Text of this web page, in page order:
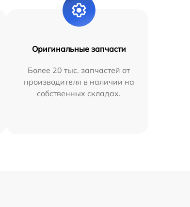
Оригинальные запчасти
Более 20 тыс. запчастей от
производителя в наличии на
собственных складах.